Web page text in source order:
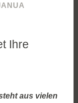
Ihre
aus vielen